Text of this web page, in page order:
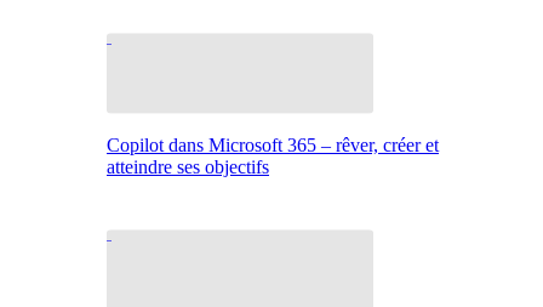
Copilot dans Microsoft 365 – rêver, créer et
atteindre ses objectifs